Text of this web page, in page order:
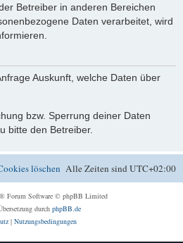
Betreiber in anderen Bereichen
Daten verarbeitet, wird
Auskunft, welche Daten über
bzw. Sperrung deiner Daten
bitte den Betreiber.
Alle Zeiten sindUTC+02:00
löschen
® Forum Software © phpBB Limited
durch phpBB.de
| Nutzungsbedingungen